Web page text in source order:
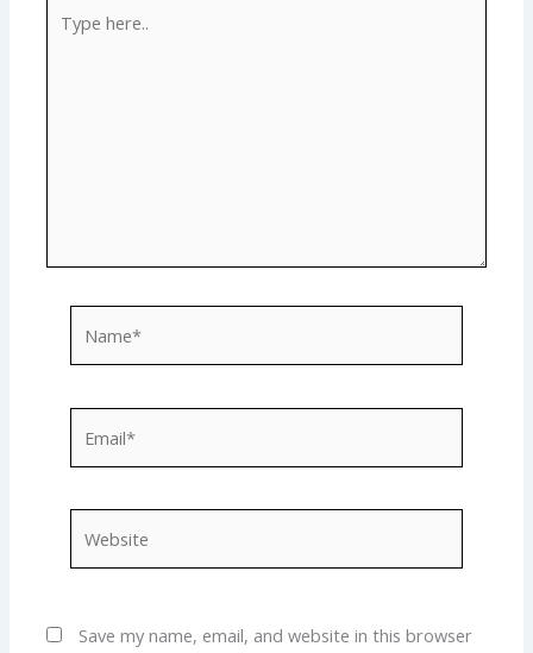
here..
Save my name, email, and website in this browser